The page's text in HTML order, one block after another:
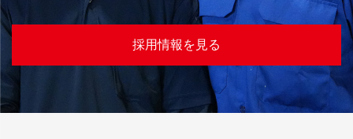
と
採用情報を見る